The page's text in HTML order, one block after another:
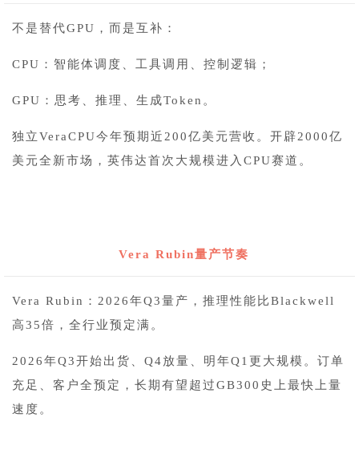
不是替代GPU，而是互补：
CPU：智能体调度、工具调用、控制逻辑；
GPU：思考、推理、生成Token。
独立VeraCPU今年预期近200亿美元营收。开辟2000亿
美元全新市场，英伟达首次大规模进入CPU赛道。
Vera Rubin量产节奏
Vera Rubin：2026年Q3量产，推理性能比Blackwell
高35倍，全行业预定满。
2026年Q3开始出货、Q4放量、明年Q1更大规模。订单
充足、客户全预定，长期有望超过GB300史上最快上量
速度。